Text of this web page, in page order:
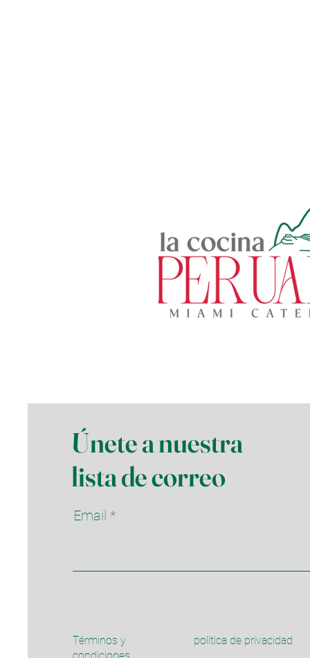
Únete a nuestra
lista de correo
Email
Términos y
política de privacidad